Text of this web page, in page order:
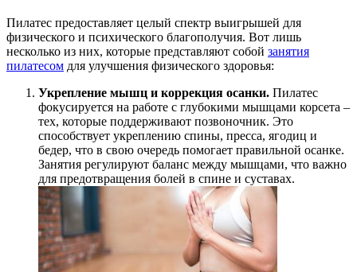
Пилатес предоставляет целый спектр выигрышей для
физического и психического благополучия. Вот лишь
несколько из них, которые представляют собой занятия
пилатесом для улучшения физического здоровья:
Укрепление мышц и коррекция осанки. Пилатес
фокусируется на работе с глубокими мышцами корсета –
тех, которые поддерживают позвоночник. Это
способствует укреплению спины, пресса, ягодиц и
бедер, что в свою очередь помогает правильной осанке.
Занятия регулируют баланс между мышцами, что важно
для предотвращения болей в спине и суставах.